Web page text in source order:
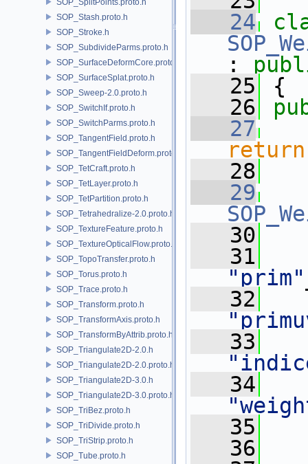
SOP_Stash.proto.h
SOP_Stroke.h
SOP_SubdivideParms.proto.h
SOP_SurfaceDeformCore.proto.h
SOP_SurfaceSplat.proto.h
SOP_Sweep-2.0.proto.h
SOP_SwitchIf.proto.h
SOP_SwitchParms.proto.h
SOP_TangentField.proto.h
SOP_TangentFieldDeform.proto.h
SOP_TetCraft.proto.h
SOP_TetLayer.proto.h
SOP_TetPartition.proto.h
SOP_Tetrahedralize-2.0.proto.h
SOP_TextureFeature.proto.h
SOP_TextureOpticalFlow.proto.h
SOP_TopoTransfer.proto.h
SOP_Torus.proto.h
SOP_Trace.proto.h
SOP_Transform.proto.h
SOP_TransformAxis.proto.h
SOP_TransformByAttrib.proto.h
SOP_Triangulate2D-2.0.h
SOP_Triangulate2D-2.0.proto.h
SOP_Triangulate2D-3.0.h
SOP_Triangulate2D-3.0.proto.h
SOP_TriBez.proto.h
SOP_TriDivide.proto.h
SOP_TriStrip.proto.h
SOP_Tube.proto.h
   24
:
   25
{
   26
   27
return
   28
   29
   30
   31
"prim"
   32
   33
   34
   35
   36